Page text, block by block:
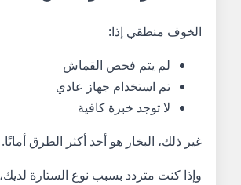
الخوف منطقي إذا:
لم يتم فحص القماش
تم استخدام جهاز عادي
لا توجد خبرة كافية
غير ذلك، البخار هو أحد أكثر الطرق أمانًا.
وإذا كنت متردد بسبب نوع الستارة